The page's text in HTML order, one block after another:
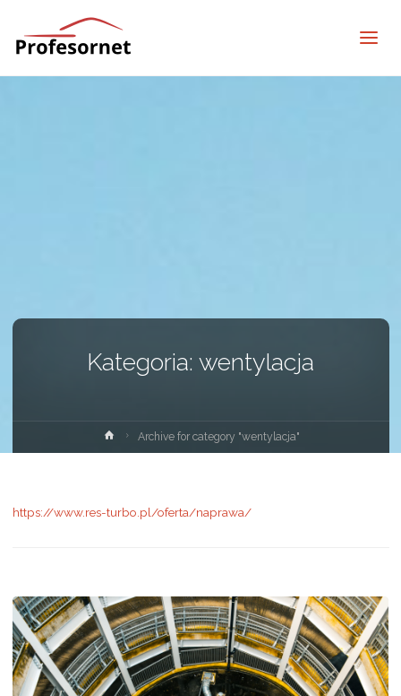
Kategoria: wentylacja
Strona
główna
Archive for category "wentylacja"
https://www.res-turbo.pl/oferta/naprawa/